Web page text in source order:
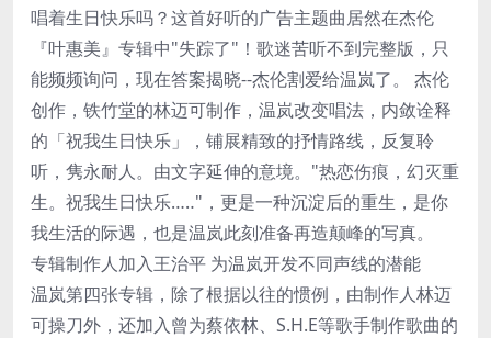
唱着生日快乐吗？这首好听的广告主题曲居然在杰伦
『叶惠美』专辑中"失踪了"！歌迷苦听不到完整版，只
能频频询问，现在答案揭晓--杰伦割爱给温岚了。 杰伦
创作，铁竹堂的林迈可制作，温岚改变唱法，内敛诠释
的「祝我生日快乐」，铺展精致的抒情路线，反复聆
听，隽永耐人。由文字延伸的意境。"热恋伤痕，幻灭重
生。祝我生日快乐…‥"，更是一种沉淀后的重生，是你
我生活的际遇，也是温岚此刻准备再造颠峰的写真。
专辑制作人加入王治平 为温岚开发不同声线的潜能
温岚第四张专辑，除了根据以往的惯例，由制作人林迈
可操刀外，还加入曾为蔡依林、S.H.E等歌手制作歌曲的